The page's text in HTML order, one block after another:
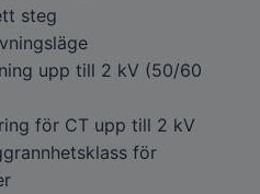
steg
upp till 2 kV (50/60
för CT upp till 2 kV
för